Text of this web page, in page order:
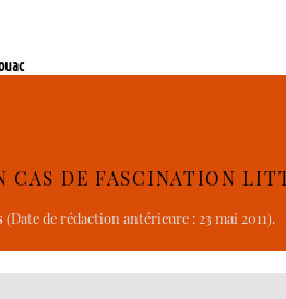
CAS DE FASCINATION
(Date de rédaction antérieure : 23 mai 2011).